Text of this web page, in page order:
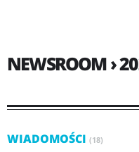
NEWSROOM ›
WIADOMOŚCI (18)